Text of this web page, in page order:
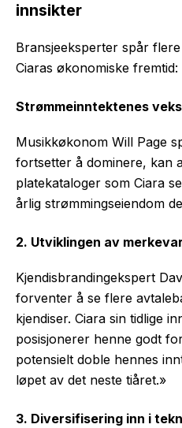
innsikter
Bransjeeksperter spår
Ciaras økonomiske fremtid:
Strømmeinntektenes
Musikkøkonom Will Page
fortsetter å dominere, kan
platekataloger som Ciara
årlig strømmingseiendom
2. Utviklingen av
Kjendisbrandingekspert
forventer å se flere
kjendiser. Ciara sin tidlige
posisjonerer henne godt
potensielt doble hennes
løpet av det neste tiåret.»
3. Diversifisering inn i